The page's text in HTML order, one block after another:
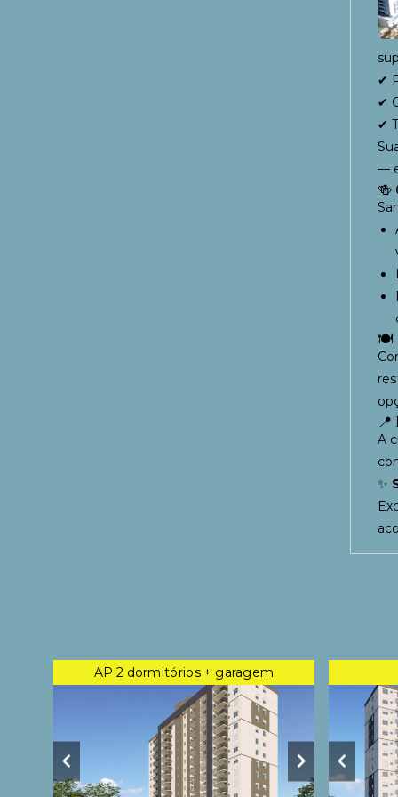
✔
✔
✔
—
🍻
🍽
A
✨
AP 2 dormitórios + garagem